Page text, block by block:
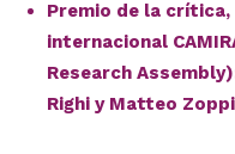
Premio de la
internacional
Research
Righi y Matteo